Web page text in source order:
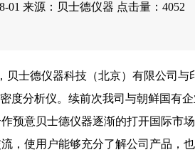
01 来源：贝士德仪器 点击量：4052
贝士德仪器科技（北京）有限公司
度分析仪。续前次我司与朝鲜国有
预意贝士德仪器逐渐的打开国际市
，使用户能够充分了解公司产品，